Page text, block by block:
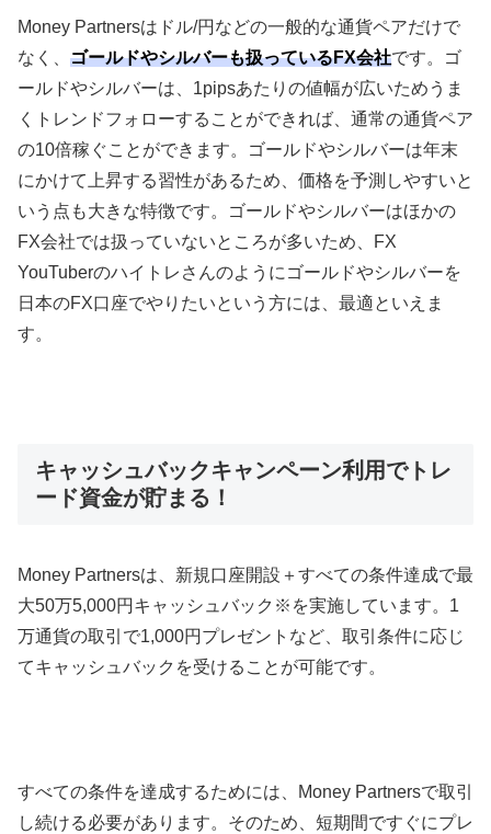
Money Partnersはドル/円などの一般的な通貨ペアだけで
なく、 ゴールドやシルバーも扱っているFX会社です。ゴ
ールドやシルバーは、 1pipsあたりの値幅が広いためうま
くトレンドフォローすることができれば、通常の通貨ペア
の10倍稼ぐことができます。ゴールドやシルバーは年末
にかけて上昇する習性があるため、価格を予測しやすいと
いう点も大きな特徴です。ゴールドやシルバーはほかの
FX会社では扱っていないところが多いため、
FX
YouTuberのハイトレさんのようにゴールドやシルバーを
日本のFX口座でやりたいという方には、最適といえま
す。
キャッシュバックキャンペーン利用でトレ
ード資金が貯まる！
Money Partnersは、新規口座開設＋すべての条件達成で最
大50万5,000円キャッシュバック※を実施しています。 1
万通貨の取引で1,000円プレゼントなど、取引条件に応じ
てキャッシュバックを受けることが可能です。
すべての条件を達成するためには、 Money Partnersで取引
し続ける必要があります。そのため、短期間ですぐにプレ